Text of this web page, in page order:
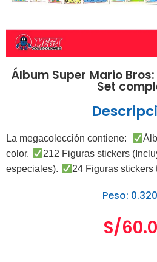
Álbum Super Mario
Set
La megacolección contiene:
color.
212 Figuras stickers
especiales).
24 Figuras stickers
Peso:
S/